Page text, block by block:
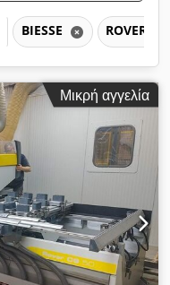
BIESSE ROVER C
Μικρή αγγελία